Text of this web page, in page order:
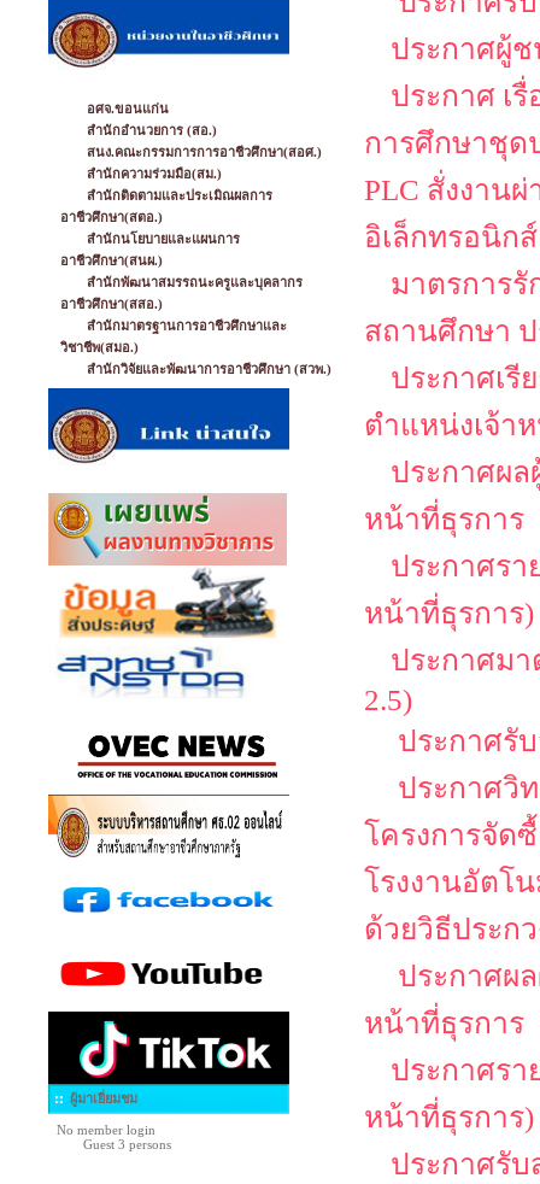
อศจ.ขอนแก่น
สำนักอำนวยการ (สอ.)
สนง.คณะกรรมการการอาชีวศึกษา(สอศ.)
สำนักความร่วมมือ(สม.)
สำนักติดตามและประเมิณผลการ
อาชีวศึกษา(สตอ.)
สำนักนโยบายและแผนการ
อาชีวศึกษา(สนผ.)
สำนักพัฒนาสมรรถนะครูและบุคลากร
อาชีวศึกษา(สสอ.)
สำนักมาตรฐานการอาชีวศึกษาและ
วิชาชีพ(สมอ.)
สำนักวิจัยและพัฒนาการอาชีวศึกษา (สวพ.)
ผู้มาเยี่ยมชม
No member login
Guest 3 persons
ประกาศผู้ช
ประกาศ เ
การศึกษาชุด
PLC สั่งงาน
อิเล็กทรอนิก
มาตรการ
สถานศึกษา ป
ประกาศเรี
ตำแหน่งเจ้า
ประกาศผล
หน้าที่ธุรการ
ประกาศรา
หน้าที่ธุรการ)
ประกาศมา
2.5)
ประกาศรั
ประกาศวิ
โครงการจัด
โรงงานอัตโ
ด้วยวิธีประก
ประกาศผ
หน้าที่ธุรการ
ประกาศรา
หน้าที่ธุรการ)
ประกาศรั